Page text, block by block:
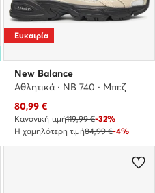
Ευκαιρία
New Balance
Αθλητικά · NB 740 · Μπεζ
Τρέχουσα τιμή
80,99 €
Κανονική τιμή119,99 €-32%
Η χαμηλότερη τιμή84,99 €-4%